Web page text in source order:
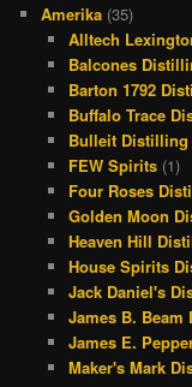
e
b
o
o
k
e
a
d
s
a
g
r
a
m
Amerika (35)
Alltech
Balcones
Barton 1792
Buffalo Trace
Bulleit Distilling
FEW Spirits(1)
Four Roses
Golden Moon
Heaven Hill
House Spirits
Jack Daniel's
James B.
James E.
Maker's Mark